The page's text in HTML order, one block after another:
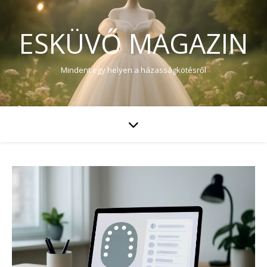
ESKÜVŐ MAGAZIN
Mindent egy helyen a házasságkötésről